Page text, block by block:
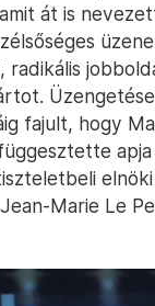
át is
radikális
fajult, hogy
Marie Le